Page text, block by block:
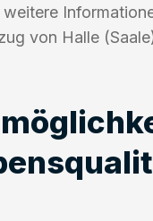
von Halle